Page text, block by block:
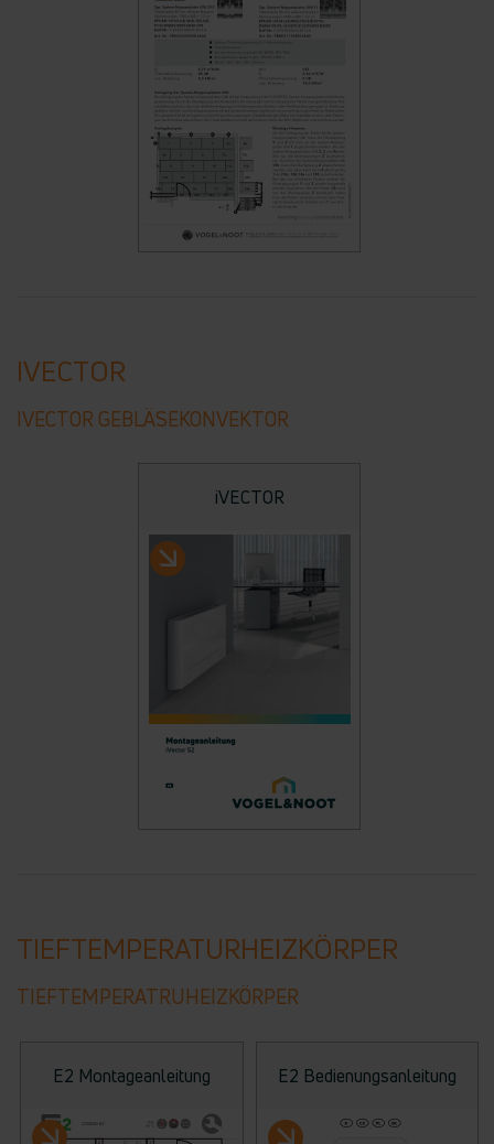
IVECTOR
IVECTOR GEBLÄSEKONVEKTOR
iVECTOR
TIEFTEMPERATURHEIZKÖRPER
TIEFTEMPERATRUHEIZKÖRPER
E2 Montageanleitung E2 Bedienungsanleitung